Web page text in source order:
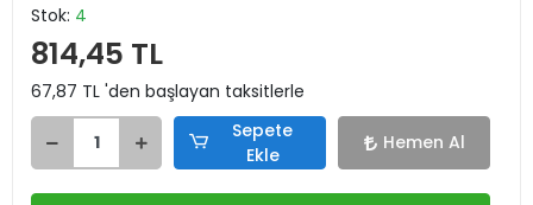
Stok: 4
814,45 TL
67,87 TL 'den başlayan taksitlerle
Sepete
Ekle
Hemen Al